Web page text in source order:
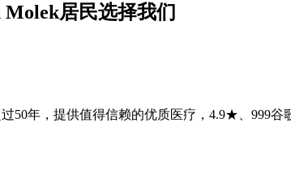
Molek居民选择我们
过50年，提供值得信赖的优质医疗，4.9★、999谷